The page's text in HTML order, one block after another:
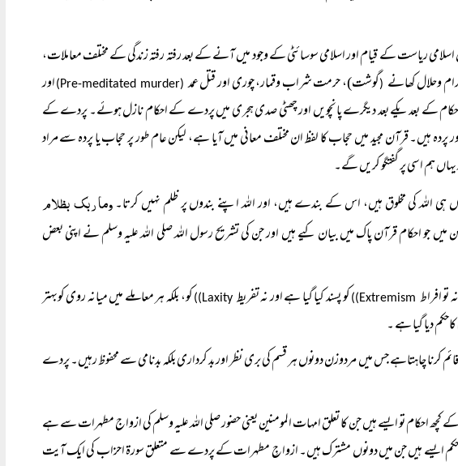
ریاست کے قیام اور اسلامی سوسائٹی کے وجود میں آنے کے بعد رفتہ رفتہ زندگی کے مختلف معاملات،
وحلال کھانے (گوشت)، حرمت شراب وقمار، چوری اور قتل عمد(Pre-meditated murder)
اور
کے بعد یکے بعد دیگرے پانچویں اور چھٹی صدی ہجری میں پردے کے احکام نازل ہوئے۔ پردے کے
ہیں۔ قرآن مجید میں حجاب کا لفظ ان مختلف معانی میں آیا ہے، لیکن عام طور پر حجاب یا پردہ سے مراد
ہم اسی پر گفتگو کریں گے۔
اللہ کی مخلوق ہیں، اس کے بندے ہیں، اور اللہ اپنے بندوں پر ظلم نہیں کرتا۔وما ربک بظلام
کے ضمن میں جو احکام قرآن پاک میں بیان کیے ہیں اور جن کی تشریح رسول اللہ صلی اللہ علیہ وسلم نے اپنی بعض
افراط
کو پسند کیا گیا ہے اور نہ تفریط
کو، بلکہ ہر معاملے میں میانہ روی کوبہتر
دیا گیا ہے ۔
کرنا چاہتاہے جس میں مردوزن دونوں ہر قسم کی بری نظر اور بد کرداری بلکہ بدنامی سے محفوظ رہیں۔ پردے
تو ایسے ہیں جن کا تعلق امہات المومنین یعنی حضور صلی اللہ علیہ وسلم کی ازواج مطہرات سے ہے
ایسے ہیں جن میں دونوں مشترک ہیں۔ ازواجِ مطہرات کے پردے سے متعلق سورۃ احزاب کی ایک آیت